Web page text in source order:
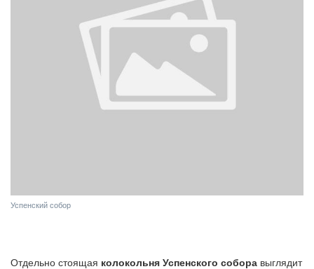
Успенский собор
Отдельно стоящая колокольня Успенского собора выглядит